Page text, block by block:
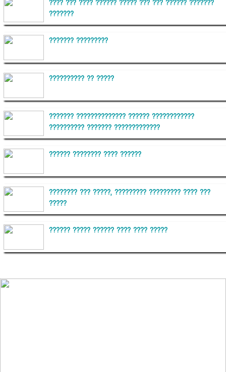
???? ??? ???? ?????? ????? ??? ??? ?????? ???????
???????
??????? ?????????
?????????? ?? ?????
??????? ?????????????? ?????? ????????????
?????????? ??????? ?????????????
?????? ???????? ???? ??????
???????? ??? ?????, ????????? ????????? ???? ???
?????
?????? ????? ?????? ???? ???? ?????